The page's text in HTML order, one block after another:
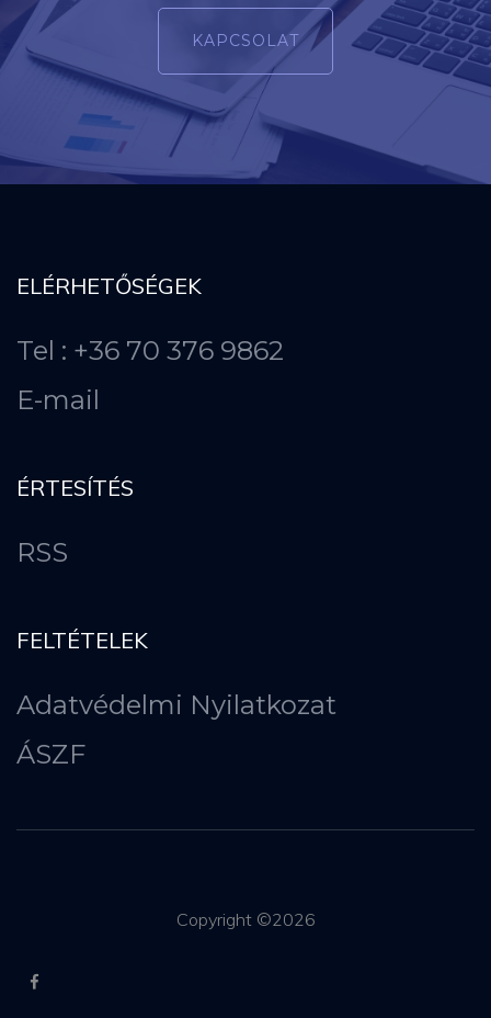
KAPCSOLAT
ELÉRHETŐSÉGEK
Tel : +36 70 376 9862
E-mail
ÉRTESÍTÉS
RSS
FELTÉTELEK
Adatvédelmi Nyilatkozat
ÁSZF
Copyright ©2026